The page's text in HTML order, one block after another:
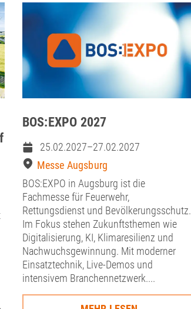
BOS:EXPO 2027
25.02.2027–27.02.2027
Messe Augsburg
BOS:EXPO in Augsburg ist die
Fachmesse für Feuerwehr,
Rettungsdienst und Bevölkerungsschutz.
Im Fokus stehen Zukunftsthemen wie
Digitalisierung, KI, Klimaresilienz und
Nachwuchsgewinnung. Mit moderner
Einsatztechnik, Live-Demos und
intensivem Branchennetzwerk....